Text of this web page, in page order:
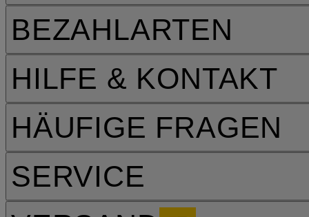
HILFE & KONTAKT
HÄUFIGE FRAGEN
SERVICE
BEZAHLARTEN